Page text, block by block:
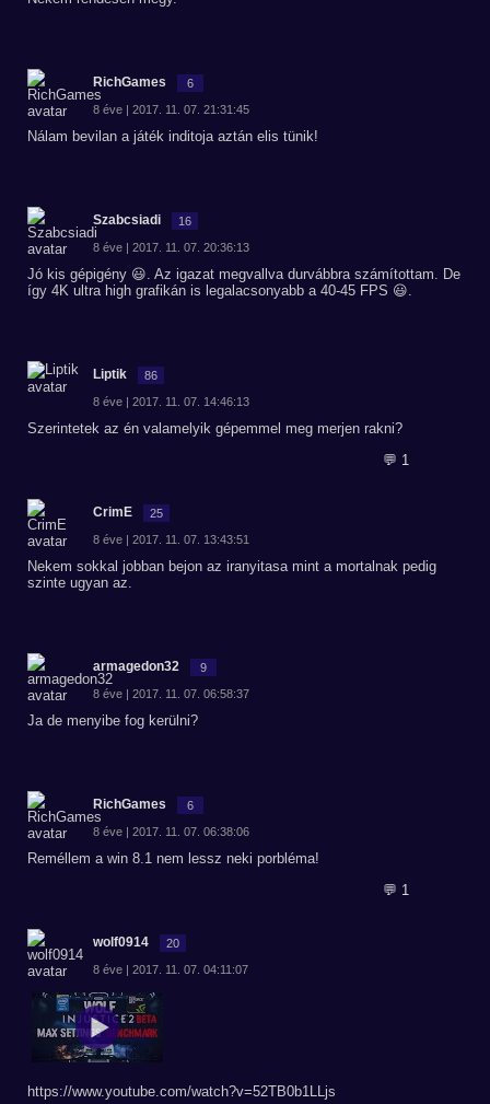
RichGames 6
8 éve | 2017. 11. 07. 21:31:45
Nálam bevilan a játék inditoja aztán elis tünik!
Szabcsiadi 16
8 éve | 2017. 11. 07. 20:36:13
Jó kis gépigény 😃. Az igazat megvallva durvábbra számítottam. De
így 4K ultra high grafikán is legalacsonyabb a 40-45 FPS 😃.
Liptik 86
8 éve | 2017. 11. 07. 14:46:13
Szerintetek az én valamelyik gépemmel meg merjen rakni?
💬 1
CrimE 25
8 éve | 2017. 11. 07. 13:43:51
Nekem sokkal jobban bejon az iranyitasa mint a mortalnak pedig
szinte ugyan az.
armagedon32 9
8 éve | 2017. 11. 07. 06:58:37
Ja de menyibe fog kerülni?
RichGames 6
8 éve | 2017. 11. 07. 06:38:06
Reméllem a win 8.1 nem lessz neki porbléma!
💬 1
wolf0914 20
8 éve | 2017. 11. 07. 04:11:07
https://www.youtube.com/watch?v=52TB0b1LLjs